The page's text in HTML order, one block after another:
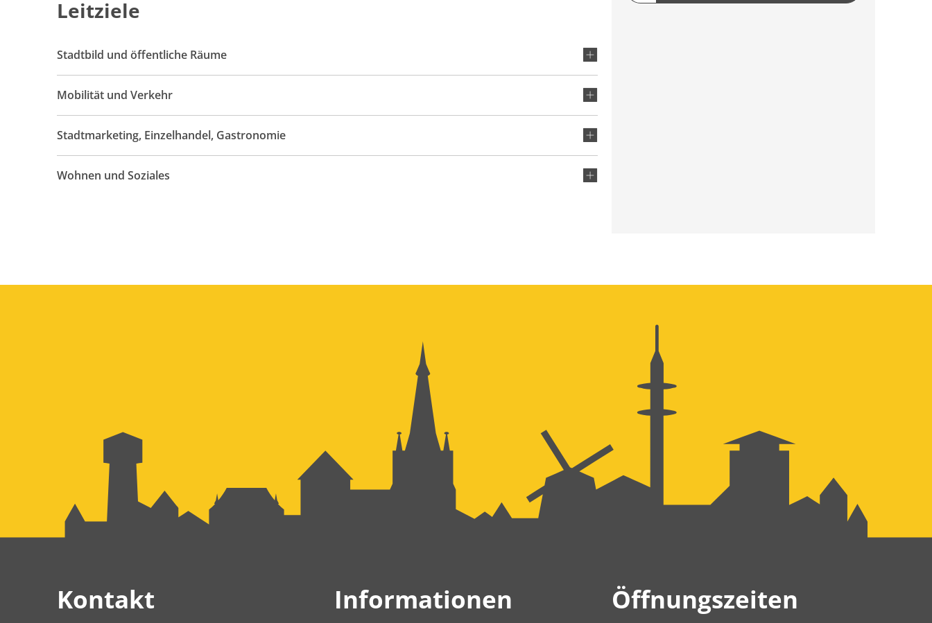
Leitziele
Stadtbild und öffentliche Räume
Mobilität und Verkehr
Stadtmarketing, Einzelhandel, Gastronomie
Wohnen und Soziales
Kontakt Informationen Öffnungszeiten